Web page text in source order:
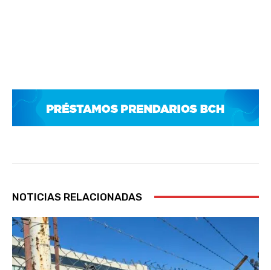
NOTICIAS RELACIONADAS